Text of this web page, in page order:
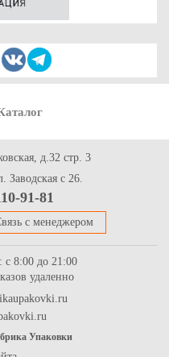
пиццы серия
300*230*40 "Fupeco
бел/бур
д.32 стр. 3
с 26.
91-81
с менеджером
8:00 до 21:00
удаленно
Упаковки